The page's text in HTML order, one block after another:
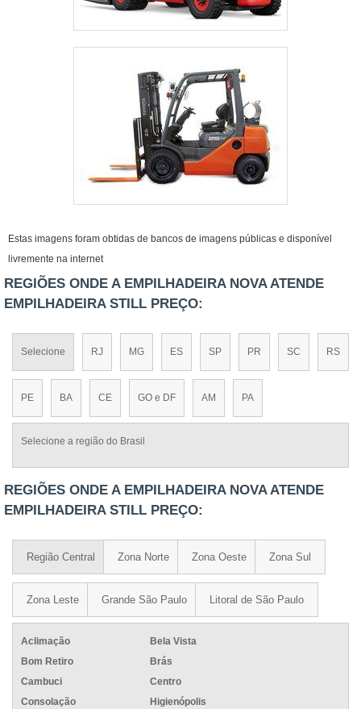
Estas imagens foram obtidas de bancos de imagens públicas e disponível
livremente na internet
REGIÕES ONDE A EMPILHADEIRA NOVA ATENDE
EMPILHADEIRA STILL PREÇO:
Selecione RJ MG ES SP PR SC RS
PE BA CE GO e DF AM PA
Selecione a região do Brasil
REGIÕES ONDE A EMPILHADEIRA NOVA ATENDE
EMPILHADEIRA STILL PREÇO:
Região Central Zona Norte Zona Oeste Zona Sul
Zona Leste Grande São Paulo Litoral de São Paulo
Aclimação
Bela Vista
Bom Retiro
Brás
Cambuci
Centro
Consolação
Higienópolis